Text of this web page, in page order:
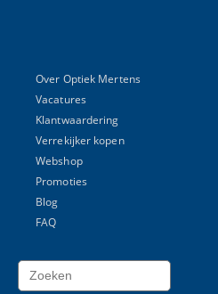
Over Optiek Mertens
Vacatures
Klantwaardering
Verrekijker kopen
Webshop
Promoties
Blog
FAQ